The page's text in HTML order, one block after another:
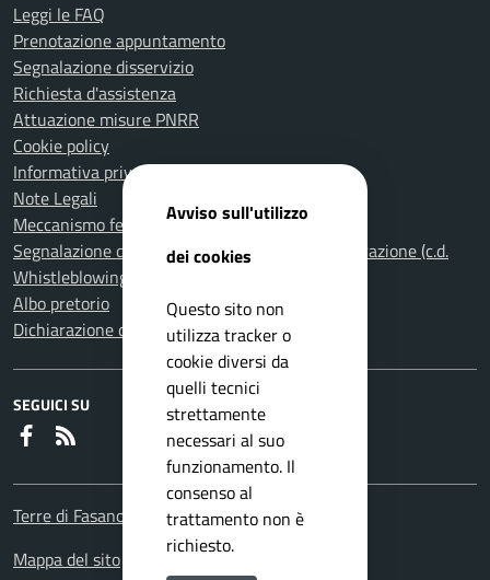
Leggi le FAQ
Prenotazione appuntamento
Segnalazione disservizio
Richiesta d'assistenza
Attuazione misure PNRR
Cookie policy
Informativa privacy
Note Legali
Meccanismo feedback per l'accessibilità
Segnalazione di illeciti nella Pubblica Amministrazione (c.d.
Whistleblowing)
Albo pretorio
Dichiarazione di accessibilità
SEGUICI SU
Faceboook
Terre di Fasano
Mappa del sito
Avviso sull'utilizzo
dei cookies
Questo sito non
utilizza tracker o
cookie diversi da
quelli tecnici
strettamente
necessari al suo
funzionamento. Il
consenso al
trattamento non è
richiesto.